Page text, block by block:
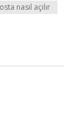
nasıl açılır